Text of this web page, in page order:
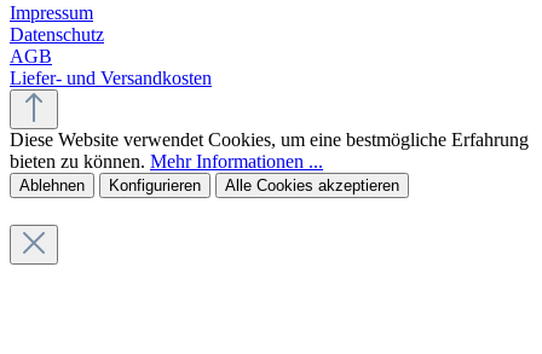
Impressum
Datenschutz
AGB
Liefer- und Versandkosten
Diese Website verwendet Cookies, um eine bestmögliche Erfahrung
bieten zu können. Mehr Informationen ...
Ablehnen Konfigurieren Alle Cookies akzeptieren